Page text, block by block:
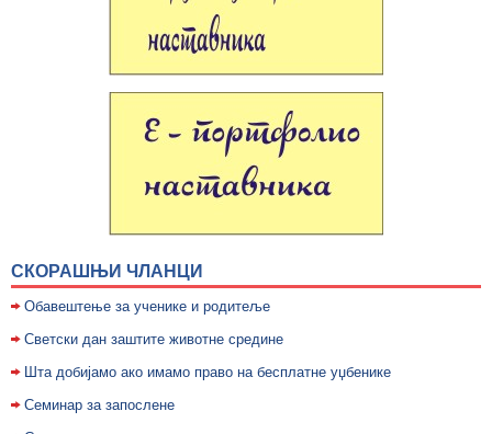
СКОРАШЊИ ЧЛАНЦИ
Обавештење за ученике и родитеље
Светски дан заштите животне средине
Шта добијамо ако имамо право на бесплатне уџбенике
Семинар за запослене